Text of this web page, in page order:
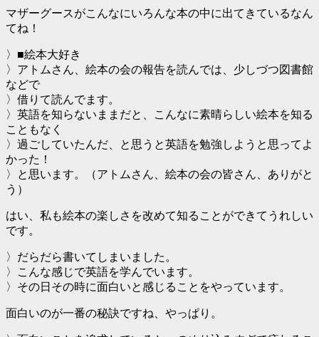
マザーグースがこんなにいろんな本の中に出てきているなん
てね！
〉■絵本大好き
〉アトムさん、絵本の会の報告を読んでは、少しづつ図書館
などで
〉借りて読んでます。
〉英語を知らないままだと、こんなに素晴らしい絵本を知る
こともなく
〉過ごしていたんだ、と思うと英語を勉強しようと思ってよ
かった！
〉と思います。（アトムさん、絵本の会の皆さん、ありがと
う）
はい、私も絵本の楽しさを改めて知ることができてうれしい
です。
〉だらだら書いてしまいました。
〉こんな感じで英語を学んでいます。
〉その日その時に面白いと感じることをやっています。
面白いのが一番の秘訣ですね、やっぱり。